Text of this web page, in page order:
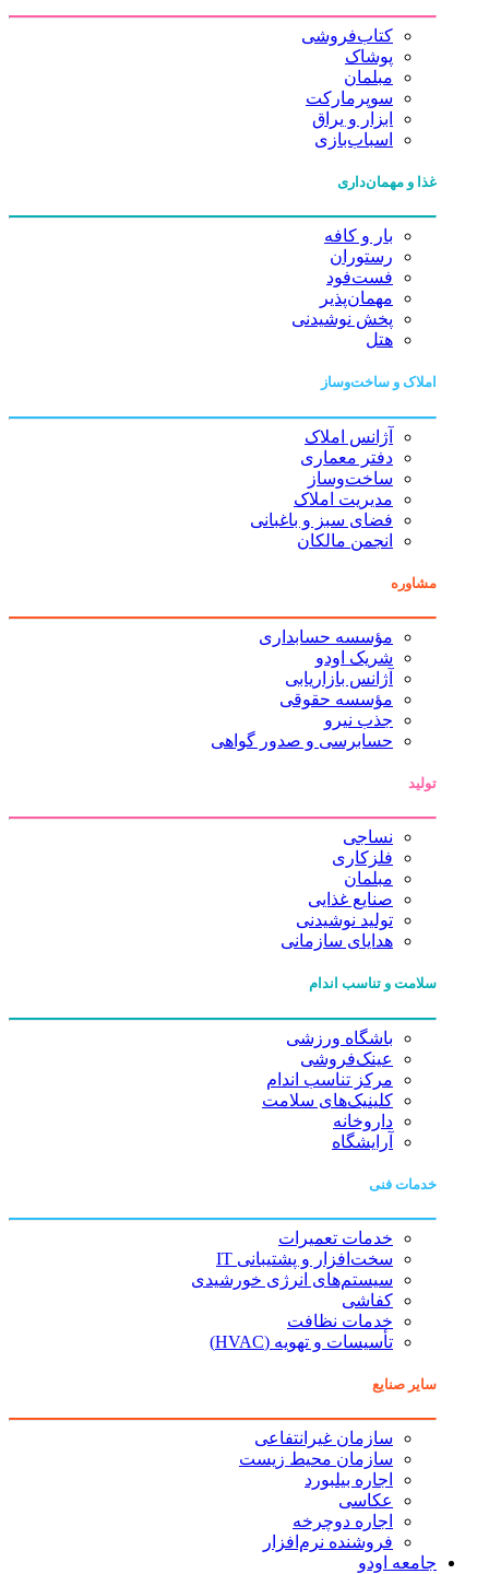
کتاب‌فروشی
پوشاک
مبلمان
سوپرمارکت
ابزار و یراق
اسباب‌بازی
غذا و مهمان‌داری
بار و کافه
رستوران
فست‌فود
مهمان‌پذیر
پخش نوشیدنی
هتل
املاک و ساخت‌وساز
آژانس املاک
دفتر معماری
ساخت‌وساز
مدیریت املاک
فضای سبز و باغبانی
انجمن مالکان
مشاوره
مؤسسه حسابداری
شریک اودو
آژانس بازاریابی
مؤسسه حقوقی
جذب نیرو
حسابرسی و صدور گواهی
تولید
نساجی
فلزکاری
مبلمان
صنایع غذایی
تولید نوشیدنی
هدایای سازمانی
سلامت و تناسب اندام
باشگاه ورزشی
عینک‌فروشی
مرکز تناسب اندام
کلینیک‌های سلامت
داروخانه
آرایشگاه
خدمات فنی
خدمات تعمیرات
سخت‌افزار و پشتیبانی IT
سیستم‌های انرژی خورشیدی
کفاشی
خدمات نظافت
تأسیسات و تهویه (HVAC)
سایر صنایع
سازمان غیرانتفاعی
سازمان محیط زیست
اجاره بیلبورد
عکاسی
اجاره دوچرخه
فروشنده نرم‌افزار
جامعه اودو